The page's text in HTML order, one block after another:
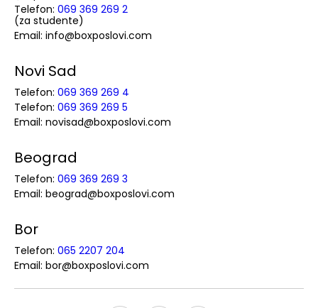
Telefon: 069 369 269 2
(za studente)
Email: info@boxposlovi.com
Novi Sad
Telefon: 069 369 269 4
Telefon: 069 369 269 5
Email: novisad@boxposlovi.com
Beograd
Telefon: 069 369 269 3
Email: beograd@boxposlovi.com
Bor
Telefon: 065 2207 204
Email: bor@boxposlovi.com